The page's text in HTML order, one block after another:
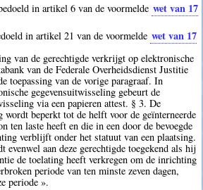
in artikel 6 van de voormelde wet van 17
in artikel 21 van de voormelde wet van 17
van de gerechtigde verkrijgt op elektronische
van de Federale Overheidsdienst Justitie
toepassing van de vorige paragraaf. In
gegevensuitwisseling gebeurt de
via een papieren attest. § 3. De
wordt beperkt tot de helft voor de geïnterneerde
ten laste heeft en die in een door de bevoegde
verblijft onder het statuut van een plaatsing.
aan deze gerechtigde toegekend als hij
de toelating heeft verkregen om de inrichting
periode van ten minste zeven dagen,
periode ».